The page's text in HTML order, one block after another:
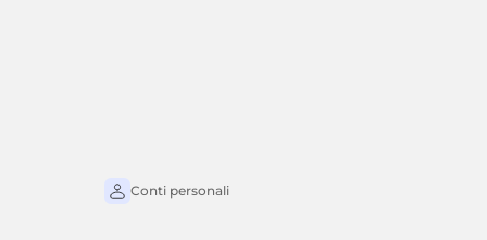
Conti personali